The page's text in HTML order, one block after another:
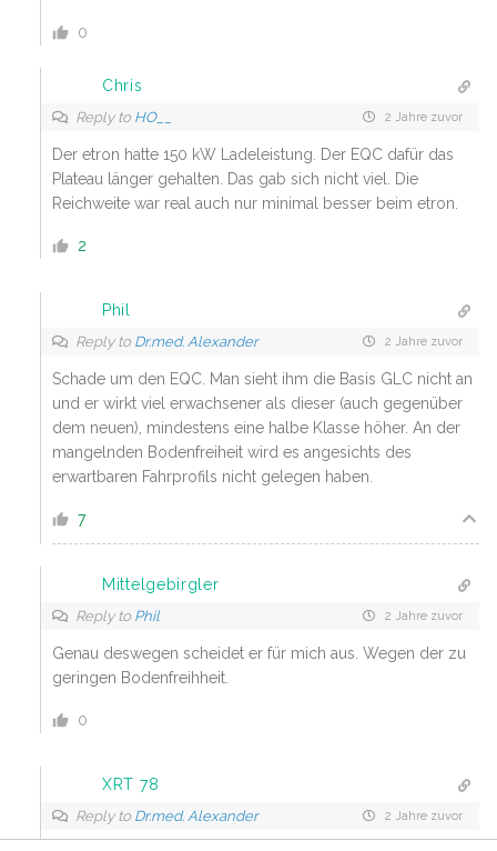
0
Chris
Reply to HO__ 2 Jahre zuvor
Der etron hatte 150 kW Ladeleistung. Der EQC dafür das
Plateau länger gehalten. Das gab sich nicht viel. Die
Reichweite war real auch nur minimal besser beim etron.
2
Phil
Reply to Dr.med. Alexander 2 Jahre zuvor
Schade um den EQC. Man sieht ihm die Basis GLC nicht an
und er wirkt viel erwachsener als dieser (auch gegenüber
dem neuen), mindestens eine halbe Klasse höher. An der
mangelnden Bodenfreiheit wird es angesichts des
erwartbaren Fahrprofils nicht gelegen haben.
7
Mittelgebirgler
Reply to Phil 2 Jahre zuvor
Genau deswegen scheidet er für mich aus. Wegen der zu
geringen Bodenfreihheit.
0
XRT 78
Reply to Dr.med. Alexander 2 Jahre zuvor